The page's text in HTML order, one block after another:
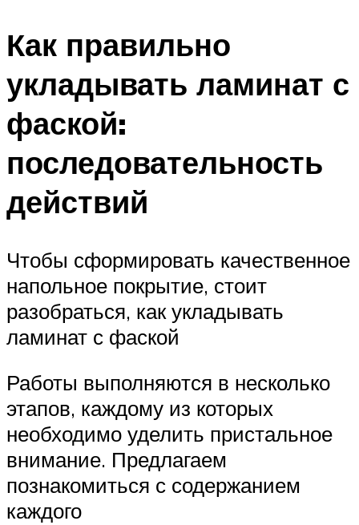
Как правильно
укладывать ламинат с
фаской:
последовательность
действий
Чтобы сформировать качественное
напольное покрытие, стоит
разобраться, как укладывать
ламинат с фаской
Работы выполняются в несколько
этапов, каждому из которых
необходимо уделить пристальное
внимание. Предлагаем
познакомиться с содержанием
каждого